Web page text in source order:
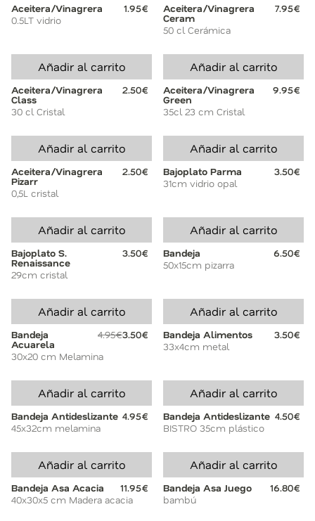
Aceitera/Vinagrera
1.95€
0.5LT vidrio
Aceitera/Vinagrera
Ceram
7.95€
50 cl Cerámica
Añadir al carrito
Aceitera/Vinagrera
Class
2.50€
30 cl Cristal
Añadir al carrito
Aceitera/Vinagrera
Green
9.95€
35cl 23 cm Cristal
Añadir al carrito
Aceitera/Vinagrera
Pizarr
2.50€
0,5L cristal
Añadir al carrito
Bajoplato Parma
3.50€
31cm vidrio opal
Añadir al carrito
Bajoplato S.
Renaissance
3.50€
29cm cristal
Añadir al carrito
Bandeja
6.50€
50x15cm pizarra
Añadir al carrito
Bandeja
Acuarela
4.95€3.50€
30x20 cm Melamina
Añadir al carrito
Bandeja Alimentos
3.50€
33x4cm metal
Añadir al carrito
Bandeja Antideslizante 4.95€
45x32cm melamina
Añadir al carrito
Bandeja Antideslizante 4.50€
BISTRO 35cm plástico
Añadir al carrito
Bandeja Asa Acacia
11.95€
40x30x5 cm Madera acacia
Añadir al carrito
Bandeja Asa Juego
16.80€
bambú